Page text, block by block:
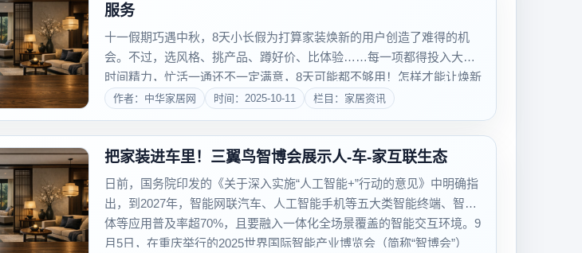
服务
十一假期巧遇中秋，8天小长假为打算家装焕新的用户创造了难得的机
会。不过，选风格、挑产品、蹲好价、比体验……每一项都得投入大量
时间精力，忙活一通还不一定满意，8天可能都不够用！怎样才能让焕新
更省心？三翼鸟秋季家装季适时上线，推出“4个1”智慧服务，覆盖从全屋
作者：中华家居网 时间：2025-10-11 栏目：家居资讯
把家装进车里！三翼鸟智博会展示人-车-家互联生态
日前，国务院印发的《关于深入实施“人工智能+”行动的意见》中明确指
出，到2027年，智能网联汽车、人工智能手机等五大类智能终端、智能
体等应用普及率超70%，且要融入一体化全场景覆盖的智能交互环境。9
月5日，在重庆举行的2025世界国际智能产业博览会（简称“智博会”）